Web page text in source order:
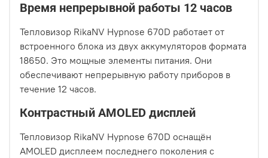
Время непрерывной работы 12 часов
Тепловизор RikaNV Hypnose 670D работает от
встроенного блока из двух аккумуляторов формата
18650. Это мощные элементы питания. Они
обеспечивают непрерывную работу приборов в
течение 12 часов.
Контрастный АМOLED дисплей
Тепловизор RikaNV Hypnose 670D оснащён
АМOLED дисплеем последнего поколения с